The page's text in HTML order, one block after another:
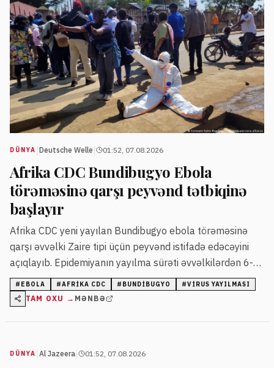
DÜNYA Deutsche Welle 01:52, 07.08.2026
Afrika CDC Bundibugyo Ebola
törəməsinə qarşı peyvənd tətbiqinə
başlayır
Afrika CDC yeni yayılan Bundibugyo ebola törəməsinə
qarşı əvvəlki Zaire tipi üçün peyvənd istifadə edəcəyini
açıqlayıb. Epidemiyanın yayılma sürəti əvvəlkilərdən 6-8
dəfə sürətlidir və daha çox insanı əhatə edir.
# EBOLA #AFRIKA CDC # BUNDIBUGYO #VIRUS YAYILMASI
TAM OXU → MƏNBƏ
DÜNYA Al Jazeera 01:52, 07.08.2026